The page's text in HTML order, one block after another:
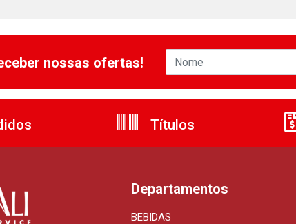
nossas ofertas!
Títulos
Departamentos
BEBIDAS